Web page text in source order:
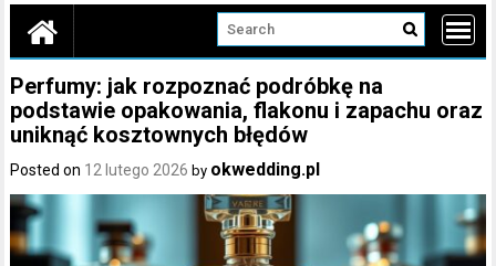
Perfumy: jak rozpoznać podróbkę na
podstawie opakowania, flakonu i zapachu oraz
uniknąć kosztownych błędów
Posted on 12 lutego 2026 by okwedding.pl